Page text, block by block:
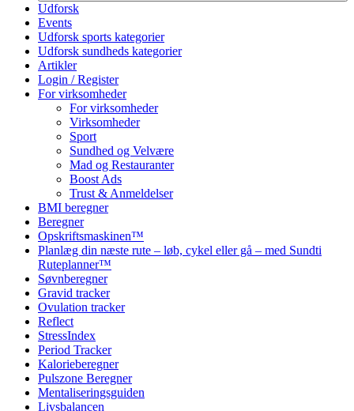
Udforsk
Events
Udforsk sports kategorier
Udforsk sundheds kategorier
Artikler
Login / Register
For virksomheder
For virksomheder
Virksomheder
Sport
Sundhed og Velvære
Mad og Restauranter
Boost Ads
Trust & Anmeldelser
BMI beregner
Beregner
Opskriftsmaskinen™
Planlæg din næste rute – løb, cykel eller gå – med Sundti
Ruteplanner™
Søvnberegner
Gravid tracker
Ovulation tracker
Reflect
StressIndex
Period Tracker
Kalorieberegner
Pulszone Beregner
Mentaliseringsguiden
Livsbalancen